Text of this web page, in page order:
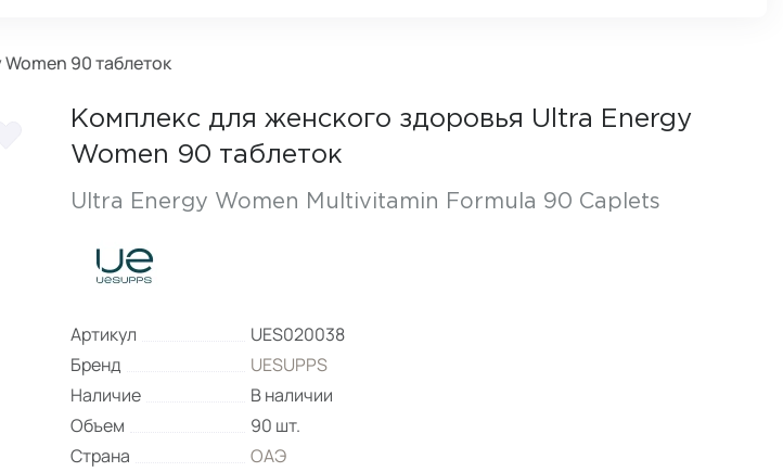
90 таблеток
Комплекс для женского здоровья Ultra Energy
Women 90 таблеток
Ultra Energy Women Multivitamin Formula 90 Сaplets
Артикул
UES020038
Бренд
UESUPPS
Наличие
В наличии
Объем
90 шт.
Страна
ОАЭ